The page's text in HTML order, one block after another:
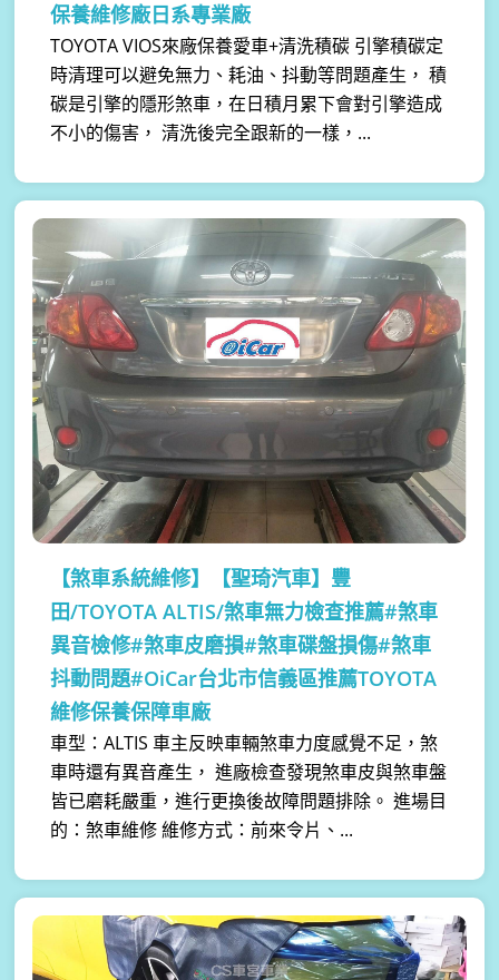
保養維修廠日系專業廠
TOYOTA VIOS來廠保養愛車+清洗積碳 引擎積碳定
時清理可以避免無力、耗油、抖動等問題產生， 積
碳是引擎的隱形煞車，在日積月累下會對引擎造成
不小的傷害， 清洗後完全跟新的一樣，...
【煞車系統維修】
【聖琦汽車】豐
田/TOYOTA ALTIS/煞車無力檢查推薦#煞車
異音檢修#煞車皮磨損#煞車碟盤損傷#煞車
抖動問題#OiCar台北市信義區推薦TOYOTA
維修保養保障車廠
車型：ALTIS 車主反映車輛煞車力度感覺不足，煞
車時還有異音產生， 進廠檢查發現煞車皮與煞車盤
皆已磨耗嚴重，進行更換後故障問題排除。 進場目
的：煞車維修 維修方式：前來令片、...